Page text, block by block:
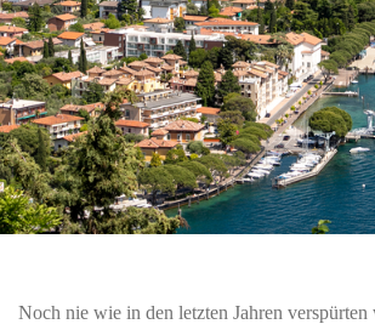
Noch nie wie in den letzten Jahren